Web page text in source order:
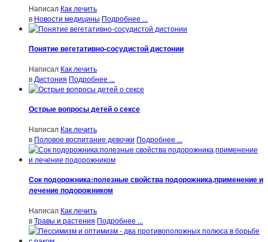
Написал Как лечить
в Новости медицины Подробнее ...
Понятие вегетативно-сосудистой дистонии
Написал Как лечить
в Дистония Подробнее ...
Острые вопросы детей о сексе
Написал Как лечить
в Половое воспитание девочки Подробнее ...
Сок подорожника:полезные свойства подорожника,применение и
лечение подорожником
Написал Как лечить
вТравы и растения Подробнее ...